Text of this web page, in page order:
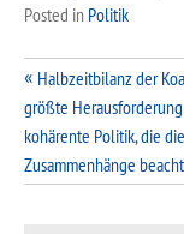
Posted in Politik
Halbzeitbilanz der
größte
kohärente Politik, die die
Zusammenhänge